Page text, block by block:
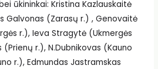
ūkininkai: Kristina Kazlauskaitė
Galvonas (Zarasų r.) , Genovaitė
r.), Ieva Stragytė (Ukmergės
r.), N.Dubnikovas (Kauno
r.), Edmundas Jastramskas